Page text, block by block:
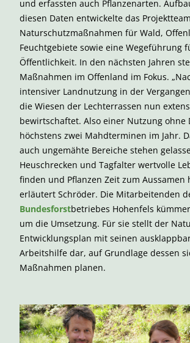
und erfassten auch Pflanzenarten.
diesen Daten entwickelte das
Naturschutzmaßnahmen für Wald,
Feuchtgebiete sowie eine Wegeführung
Öffentlichkeit. In den nächsten Jahren
Maßnahmen im Offenland im Fokus.
intensiver Landnutzung in der
die Wiesen der Lechterrassen nun
bewirtschaftet. Also einer Nutzung ohne
höchstens zwei Mahdterminen im Jahr.
auch ungemähte Bereiche stehen
Heuschrecken und Tagfalter wertvolle
finden und Pflanzen Zeit zum Aussamen
erläutert Schröder. Die Mitarbeitenden
Bundesforstbetriebes Hohenfels
um die Umsetzung. Für sie stellt der
Entwicklungsplan mit seinen
Arbeitshilfe dar, auf Grundlage dessen
Maßnahmen planen.